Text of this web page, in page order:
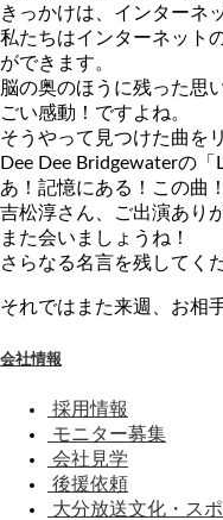
きっかけは、インターネ
私たちはインターネット
ができます。
脳の奥のほうに残った思
ごい感動！ですよね。
そうやって見つけた曲を
Dee Dee Bridgewaterの「
あ！記憶にある！この曲！
吉松淳さん、ご出演あり
また会いましょうね！
さらなる名言を残してく
それではまた来週、お相
会社情報
採用情報
モニター募集
会社見学
後援依頼
大分放送文化・ス